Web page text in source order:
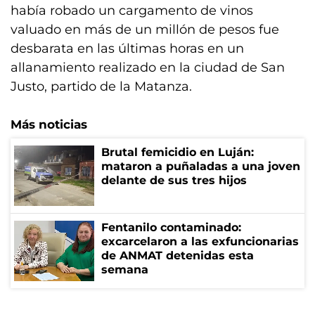
había robado un cargamento de vinos
valuado en más de un millón de pesos fue
desbarata en las últimas horas en un
allanamiento realizado en la ciudad de San
Justo, partido de la Matanza.
Más noticias
Brutal femicidio en Luján:
mataron a puñaladas a una joven
delante de sus tres hijos
Fentanilo contaminado:
excarcelaron a las exfuncionarias
de ANMAT detenidas esta
semana